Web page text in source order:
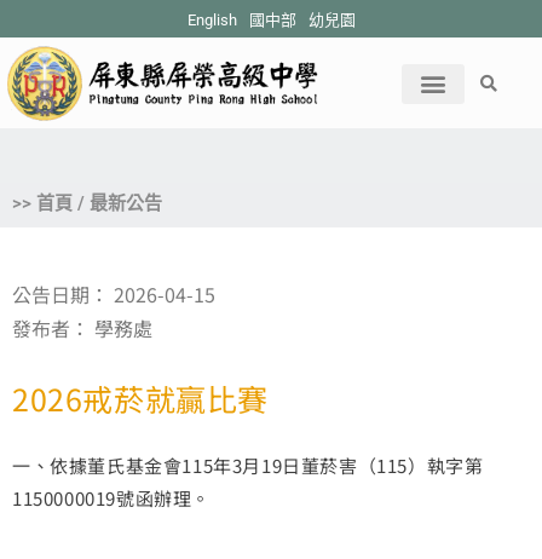
English 國中部 幼兒園
>> 首頁 / 最新公告
公告日期： 2026-04-15
發布者： 學務處
2026戒菸就贏比賽
一、依據董氏基金會115年3月19日董菸害（115）執字第
1150000019號函辦理。